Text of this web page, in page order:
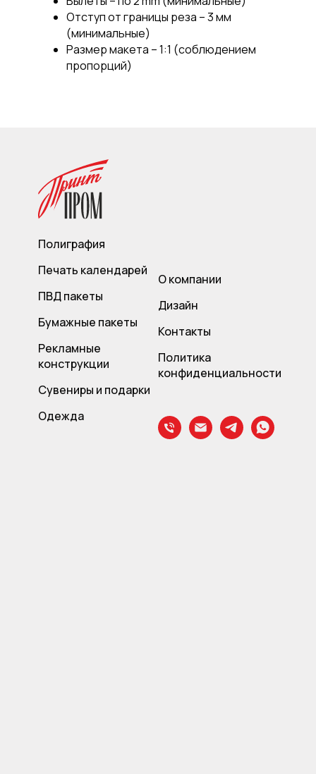
Отступ от границы реза – 3 мм
(минимальные)
Размер макета – 1:1 (соблюдением
пропорций)
Полиграфия
Печать календарей
ПВД пакеты
Бумажные пакеты
Рекламные
конструкции
Сувениры и подарки
Одежда
О компании
Дизайн
Контакты
Политика
конфиденциальности